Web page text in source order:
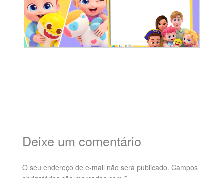
Deixe um comentário
O seu endereço de e-mail não será publicado. Campos